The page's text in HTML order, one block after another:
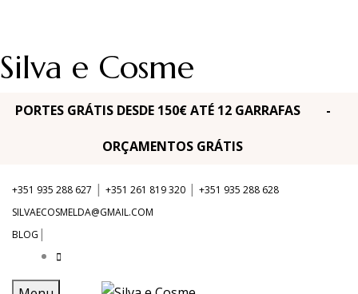
Silva e Cosme
PORTES GRÁTIS DESDE 150€ ATÉ 12 GARRAFAS -
ORÇAMENTOS GRÁTIS
+351 935 288 627 | +351 261 819 320 | +351 935 288 628
SILVAECOSMELDA@GMAIL.COM
BLOG |